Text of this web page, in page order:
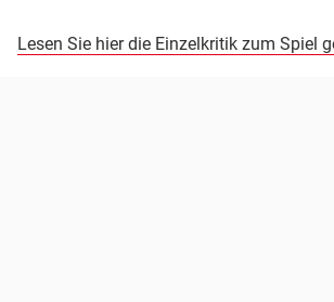
Lesen Sie hier die Einzelkritik zum Spiel